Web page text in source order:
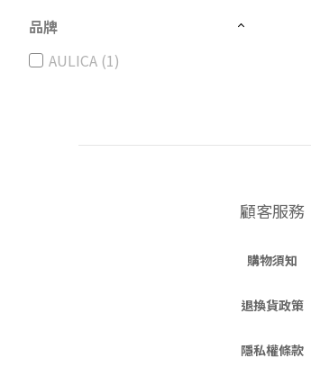
品牌
AULICA (1)
顧客服務
購物須知
退換貨政策
隱私權條款